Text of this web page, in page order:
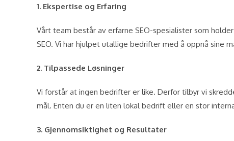
1. Ekspertise og Erfaring
Vårt team består av erfarne SEO-spesialister som
SEO. Vi har hjulpet utallige bedrifter med å oppnå sine
2. Tilpassede Løsninger
Vi forstår at ingen bedrifter er like. Derfor tilbyr vi
mål. Enten du er en liten lokal bedrift eller en stor
3. Gjennomsiktighet og Resultater